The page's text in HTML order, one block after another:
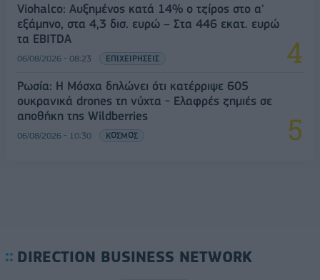
Viohalco: Αυξημένος κατά 14% ο τζίρος στο α'
εξάμηνο, στα 4,3 δισ. ευρώ – Στα 446 εκατ. ευρώ
τα EBITDA
06/08/2026 - 08:23 ΕΠΙΧΕΙΡΗΣΕΙΣ
Ρωσία: Η Μόσχα δηλώνει ότι κατέρριψε 605
ουκρανικά drones τη νύχτα - Ελαφρές ζημιές σε
αποθήκη της Wildberries
06/08/2026 - 10:30 ΚΟΣΜΟΣ
DIRECTION BUSINESS NETWORK